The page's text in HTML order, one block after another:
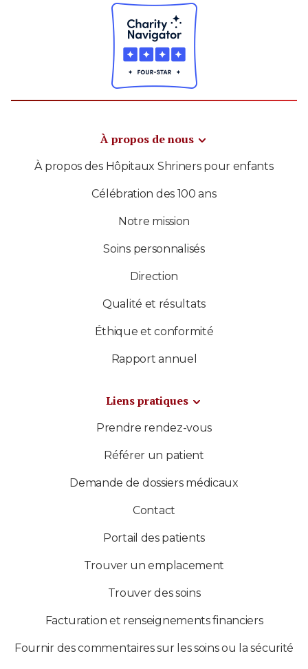
À propos de nous
À propos des Hôpitaux Shriners pour enfants
Célébration des 100 ans
Notre mission
Soins personnalisés
Direction
Qualité et résultats
Éthique et conformité
Rapport annuel
Liens pratiques
Prendre rendez-vous
Référer un patient
Demande de dossiers médicaux
Contact
Portail des patients
Trouver un emplacement
Trouver des soins
Facturation et renseignements financiers
Fournir des commentaires sur les soins ou la sécurité